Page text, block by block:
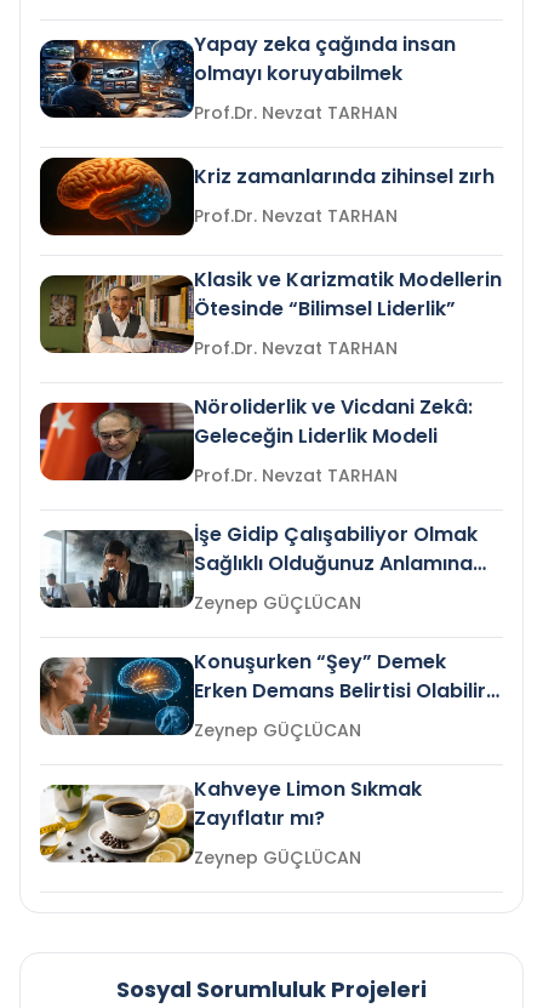
Yapay zeka çağında insan
olmayı koruyabilmek
Prof.Dr. Nevzat TARHAN
Kriz zamanlarında zihinsel zırh
Prof.Dr. Nevzat TARHAN
Klasik ve Karizmatik Modellerin
Ötesinde “Bilimsel Liderlik”
Prof.Dr. Nevzat TARHAN
Nöroliderlik ve Vicdani Zekâ:
Geleceğin Liderlik Modeli
Prof.Dr. Nevzat TARHAN
İşe Gidip Çalışabiliyor Olmak
Sağlıklı Olduğunuz Anlamına
Gelir mi?Zeynep GÜÇLÜCAN
Konuşurken “Şey” Demek
Erken Demans Belirtisi Olabilir
mi?
Zeynep GÜÇLÜCAN
Kahveye Limon Sıkmak
Zayıflatır mı?
Zeynep GÜÇLÜCAN
Sosyal Sorumluluk Projeleri